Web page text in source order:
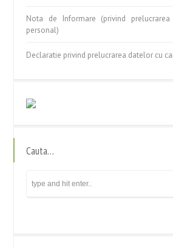
Nota de Informare (privind
personal)
Declaratie privind prelucrarea datelor cu
Cauta…